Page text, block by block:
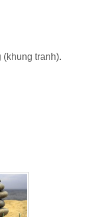
(khung tranh).